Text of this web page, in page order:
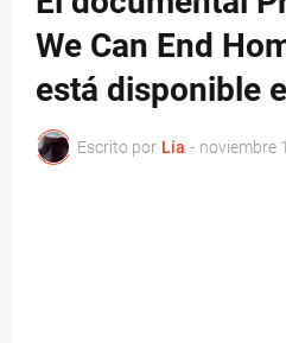
We Can End
está disponible
Escrito por Lia - noviembre